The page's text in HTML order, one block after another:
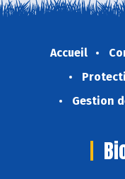
Accueil
Gestion